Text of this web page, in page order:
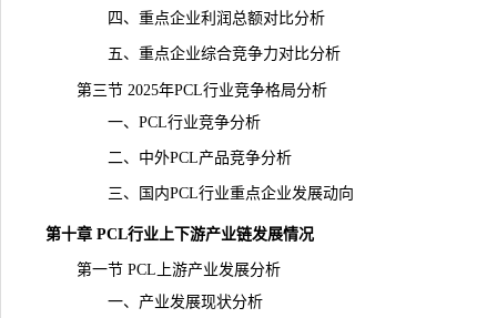
四、重点企业利润总额对比分析
五、重点企业综合竞争力对比分析
第三节 2025年PCL行业竞争格局分析
一、PCL行业竞争分析
二、中外PCL产品竞争分析
三、国内PCL行业重点企业发展动向
第十章 PCL行业上下游产业链发展情况
第一节 PCL上游产业发展分析
一、产业发展现状分析